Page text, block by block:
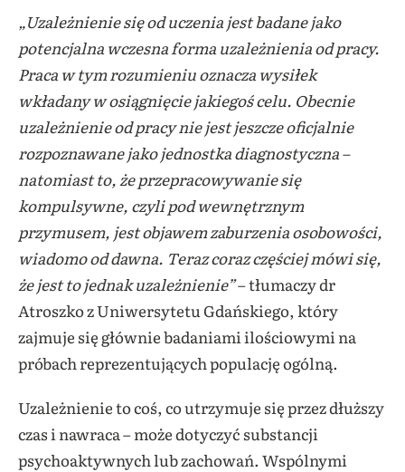
„Uzależnienie się od uczenia jest badane jako
potencjalna wczesna forma uzależnienia od pracy.
Praca w tym rozumieniu oznacza wysiłek
wkładany w osiągnięcie jakiegoś celu. Obecnie
uzależnienie od pracy nie jest jeszcze oficjalnie
rozpoznawane jako jednostka diagnostyczna –
natomiast to, że przepracowywanie się
kompulsywne, czyli pod wewnętrznym
przymusem, jest objawem zaburzenia osobowości,
wiadomo od dawna. Teraz coraz częściej mówi się,
że jest to jednak uzależnienie”– tłumaczy dr
Atroszko z Uniwersytetu Gdańskiego, który
zajmuje się głównie badaniami ilościowymi na
próbach reprezentujących populację ogólną.
Uzależnienie to coś, co utrzymuje się przez dłuższy
czas i nawraca – może dotyczyć substancji
psychoaktywnych lub zachowań. Wspólnymi